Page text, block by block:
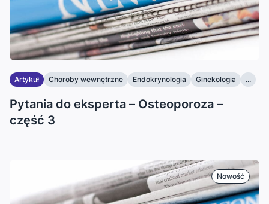
Artykuł Choroby wewnętrzne Endokrynologia Ginekologia ...
Pytania do eksperta – Osteoporoza –
część 3
Nowość